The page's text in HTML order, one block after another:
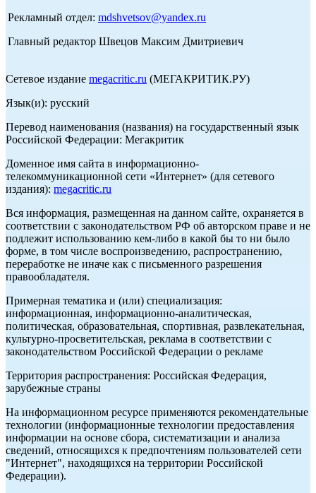
Рекламный отдел: mdshvetsov@yandex.ru
Главный редактор Швецов Максим Дмитриевич
Сетевое издание megacritic.ru (МЕГАКРИТИК.РУ)
Язык(и): русский
Перевод наименования (названия) на государственный язык
Российской Федерации: Мегакритик
Доменное имя сайта в информационно-
телекоммуникационной сети «Интернет» (для сетевого
издания): megacritic.ru
Вся информация, размещенная на данном сайте, охраняется в
соответствии с законодательством РФ об авторском праве и не
подлежит использованию кем-либо в какой бы то ни было
форме, в том числе воспроизведению, распространению,
переработке не иначе как с письменного разрешения
правообладателя.
Примерная тематика и (или) специализация:
информационная, информационно-аналитическая,
политическая, образовательная, спортивная, развлекательная,
культурно-просветительская, реклама в соответствии с
законодательством Российской Федерации о рекламе
Территория распространения: Российская Федерация,
зарубежные страны
На информационном ресурсе применяются рекомендательные
технологии (информационные технологии предоставления
информации на основе сбора, систематизации и анализа
сведений, относящихся к предпочтениям пользователей сети
"Интернет", находящихся на территории Российской
Федерации).